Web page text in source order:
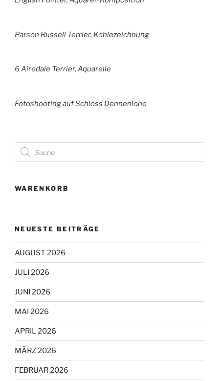
Parson Russell Terrier, Kohlezeichnung
6 Airedale Terrier, Aquarelle
Fotoshooting auf Schloss Dennenlohe
Products
search
WARENKORB
NEUESTE BEITRÄGE
AUGUST 2026
JULI 2026
JUNI 2026
MAI 2026
APRIL 2026
MÄRZ 2026
FEBRUAR 2026